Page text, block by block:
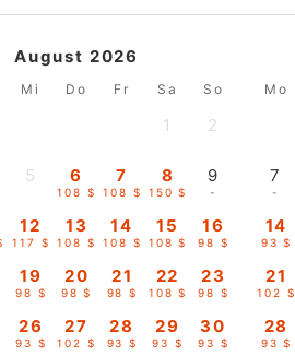
August 2026
Mi Do Fr Sa So
1 2
5 6
108 $
7
108 $
8
150 $
9
-
12
117 $
13
108 $
14
108 $
15
108 $
16
98 $
19
98 $
20
98 $
21
98 $
22
108 $
23
98 $
26
93 $
27
102 $
28
93 $
29
93 $
30
93 $
Mo
7
-
14
93 $
21
102 $
28
93 $